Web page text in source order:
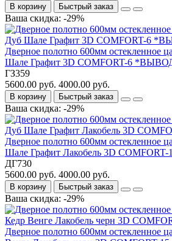
В корзину Быстрый заказ
Ваша скидка: -29%
Дверное полотно 600мм остекленное
Шале Графит 3D COMFORT-6
ГЗ359
5600.00 руб. 4000.00 руб.
В корзину Быстрый заказ
Ваша скидка: -29%
Дверное полотно 600мм остекленное
Шале Графит Лакобель 3D
ДГ730
5600.00 руб. 4000.00 руб.
В корзину Быстрый заказ
Ваша скидка: -29%
Дверное полотно 600мм остекленное